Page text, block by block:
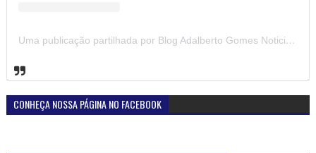
Uma publicação partilhada por Blog Adalberto Gomes Noticias (@blogadalbertogomesnoticiass)
CONHEÇA NOSSA PÁGINA NO FACEBOOK